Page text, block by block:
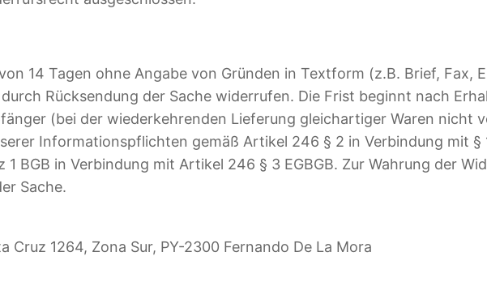
14 Tagen ohne Angabe von Gründen in Textform (z.B. Brief, Fax,
Rücksendung der Sache widerrufen. Die Frist beginnt nach
(bei der wiederkehrenden Lieferung gleichartiger Waren nicht
Informationspflichten gemäß Artikel 246 § 2 in Verbindung mit §
1 BGB in Verbindung mit Artikel 246 § 3 EGBGB. Zur Wahrung der
Sache.
Cruz 1264, Zona Sur, PY-2300 Fernando De La Mora